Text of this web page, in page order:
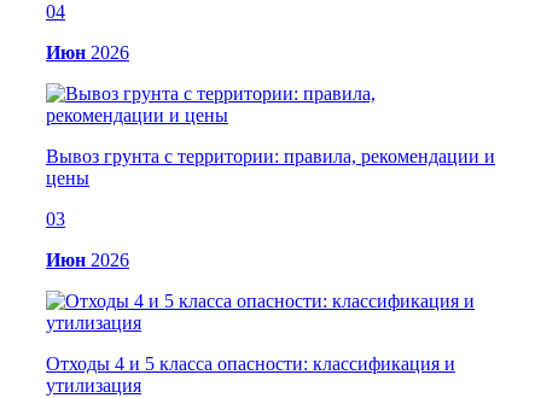
04
Июн 2026
Вывоз грунта с территории: правила, рекомендации и
цены
03
Июн 2026
Отходы 4 и 5 класса опасности: классификация и
утилизация